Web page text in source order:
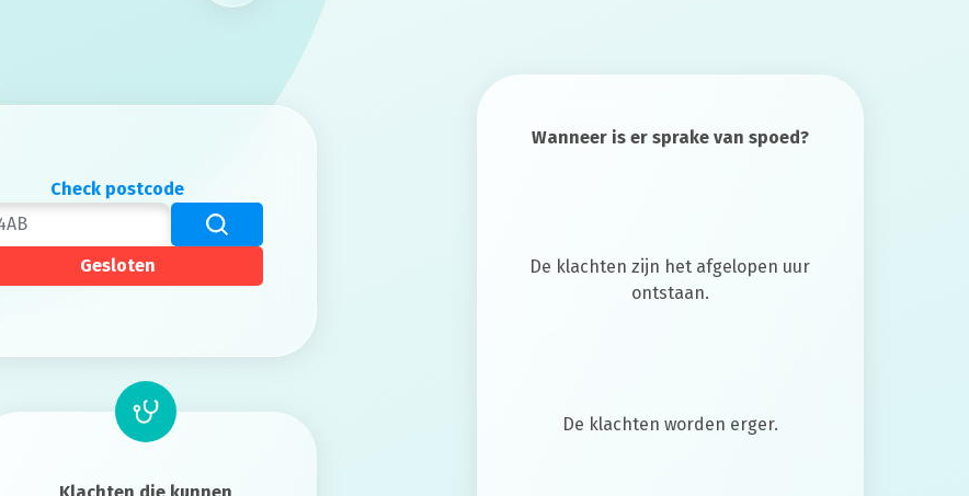
Check postcode
Postcode
Gesloten
Wanneer is er sprake van spoed?
De klachten zijn het afgelopen uur
ontstaan.
De klachten worden erger.